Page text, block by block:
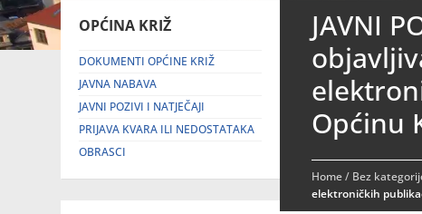
OPĆINA KRIŽ
DOKUMENTI OPĆINE KRIŽ
JAVNA NABAVA
JAVNI POZIVI I NATJEČAJI
PRIJAVA KVARA ILI NEDOSTATAKA
OBRASCI
JAVNI
Općinu
Home/ Bez
elektroničkih